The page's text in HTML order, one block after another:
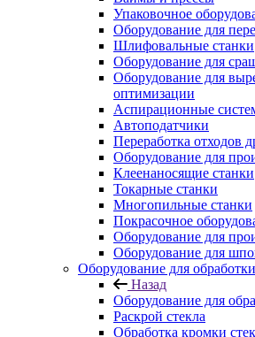
Упаковочное
Оборудование для
Шлифовальные станки
Оборудование для
Оборудование для
оптимизации
Аспирационные
Автоподатчики
Переработка отходов
Оборудование для
Клеенаносящие станки
Токарные станки
Многопильные станки
Покрасочное
Оборудование для
Оборудование для
Оборудование для
Назад
Оборудование для
Раскрой стекла
Обработка кромки